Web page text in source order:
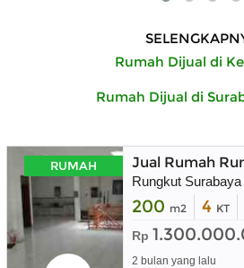
Rumah Dijual di
Rumah Dijual di
RUMAH Jual Rumah
Rungkut
200 m2 4 KT
Rp
2 bulan yang lalu